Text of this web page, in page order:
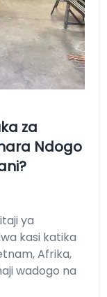
za
Ndogo
ya
kasi katika
Afrika,
wadogo na